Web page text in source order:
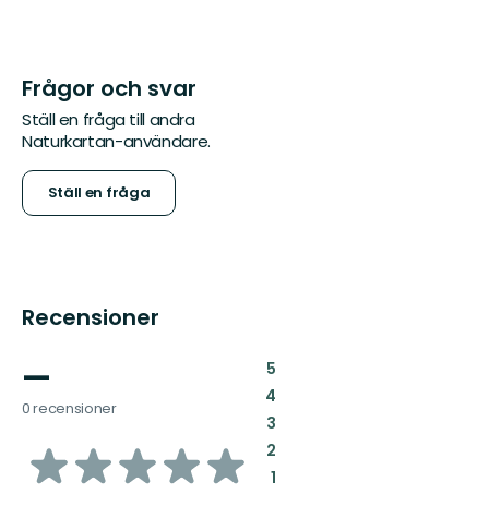
Frågor och svar
Ställ en fråga till andra
Naturkartan-användare.
Ställ en fråga
Recensioner
—
0 recensioner
av
5:
4:
3:
2:
1: